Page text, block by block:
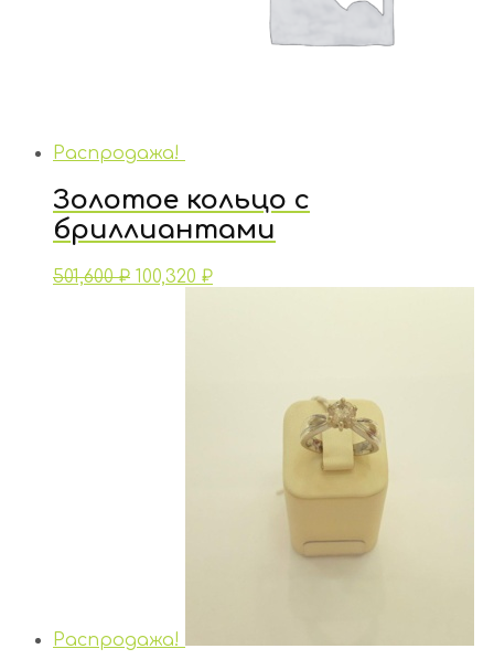
Распродажа!
Золотое кольцо с
бриллиантами
501,600₽ 100,320 ₽
Распродажа!